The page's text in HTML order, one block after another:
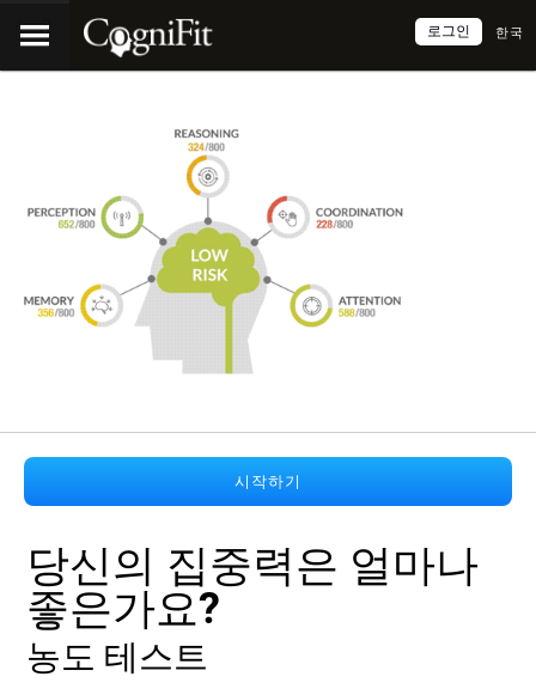
한국
로그인
시작하기
당신의 집중력은 얼마나
좋은가요?
농도 테스트